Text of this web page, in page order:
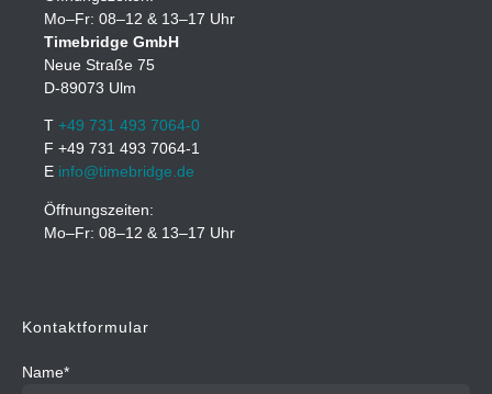
Mo–Fr: 08–12 & 13–17 Uhr
Timebridge GmbH
Neue Straße 75
D-89073 Ulm
T +49 731 493 7064-0
F +49 731 493 7064-1
E info@timebridge.de
Öffnungszeiten:
Mo–Fr: 08–12 & 13–17 Uhr
Kontaktformular
Name*